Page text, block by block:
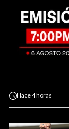
Hace4 horas